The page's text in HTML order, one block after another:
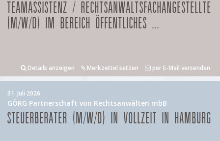
TEAMASSISTENZ / RECHTSANWALTSFACHANGESTELLTE
(M/W/D) IM BEREICH ÖFFENTLICHES ...
Details anzeigen Merkzettel setzen per E-Mail versenden
31. Juli 2026
GÖRG Partnerschaft von Rechtsanwälten mbB
STEUERBERATER (M/W/D) IN VOLLZEIT IN HAMBURG